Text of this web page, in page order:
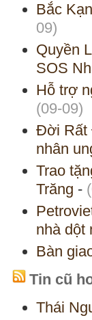
Bắc
09)
Quyền
SOS
Hỗ trợ
(09-09)
Đời Rất
nhân
Trao
Trăng -
nhà dột
Bàn
Tin cũ
Thái